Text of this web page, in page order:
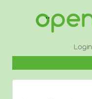
CONTENUTO
Login